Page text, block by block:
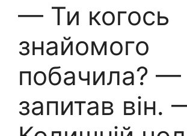
— Ти когось
знайомого
побачила? —
запитав він.